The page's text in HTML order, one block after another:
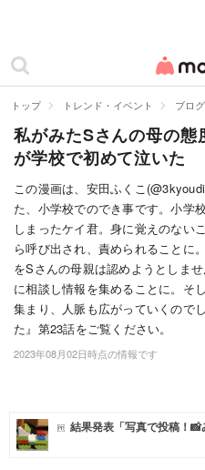
ママリ
カテゴリー一覧
妊娠
出産
赤ちゃん・育児
子育て・家族
病院
美容・ファッション
お仕事
マネー
トップ トレンド・イベント ブロ
私がみたSさんの母の
が学校で初めて泣いた
この漫画は、安田ふくこ
た、小学校でのでき事です。小学
しまったケイ君。身に覚えのない
ら呼び出され、責められることに
をSさんの母親は認めようとしま
に相談し情報を集めることに。そ
集まり、人脈も広がっていくので
た』第23話をご覧ください。
2023年08月02日時点の情報です
結果発表「写真で投稿！📸